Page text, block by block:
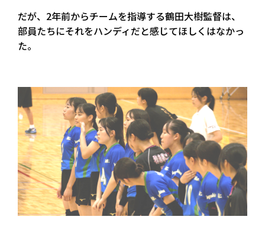
だが、2年前からチームを指導する鶴田大樹監督は、
部員たちにそれをハンディだと感じてほしくはなかっ
た。